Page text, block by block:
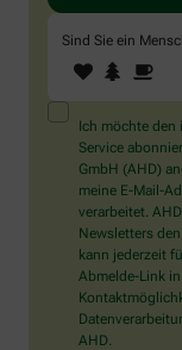
Sind Sie ein
Sind
Sie
ein
Mensch?
Dann
wählen
Sie
bitte
den
Baum.
1 2
Ich möchte den
Service
GmbH (AHD)
meine E-Mail-
verarbeitet.
Newsletters
kann jederzeit
Abmelde-Link
AHD.